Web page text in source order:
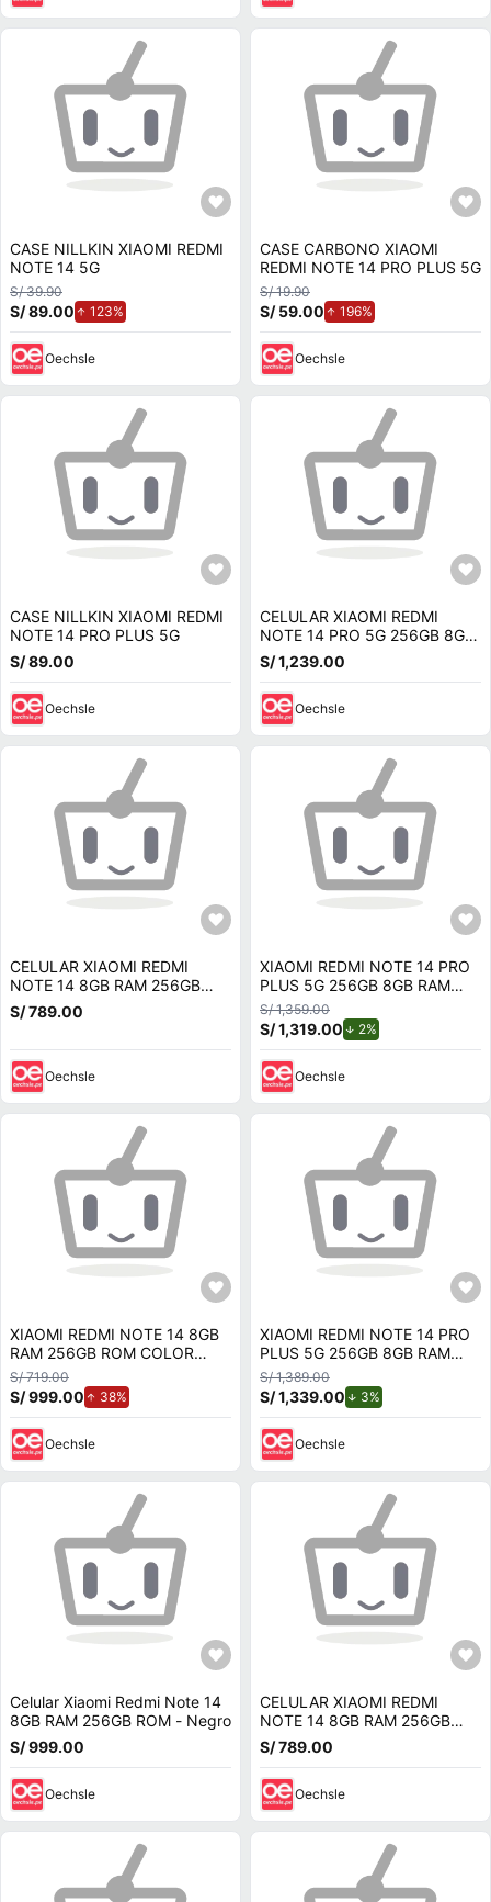
CASE NILLKIN XIAOMI REDMI
NOTE 14 5G
S/ 39.90
S/ 89.00 123%
Oechsle
CASE CARBONO XIAOMI
REDMI NOTE 14 PRO PLUS 5G
S/ 19.90
S/ 59.00 196%
Oechsle
CASE NILLKIN XIAOMI REDMI
NOTE 14 PRO PLUS 5G
S/ 89.00
Oechsle
CELULAR XIAOMI REDMI
NOTE 14 PRO 5G 256GB 8GB
200 MP 6.67"" NEGRO
S/ 1,239.00
Oechsle
CELULAR XIAOMI REDMI
NOTE 14 8GB RAM 256GB
ROM VERDE LIMA
S/ 789.00
Oechsle
XIAOMI REDMI NOTE 14 PRO
PLUS 5G 256GB 8GB RAM
AZUL
S/ 1,359.00
S/ 1,319.00 2%
Oechsle
XIAOMI REDMI NOTE 14 8GB
RAM 256GB ROM COLOR
VERDE LIMON
S/ 719.00
S/ 999.00 38%
Oechsle
XIAOMI REDMI NOTE 14 PRO
PLUS 5G 256GB 8GB RAM
PURPLE
S/ 1,389.00
S/ 1,339.00 3%
Oechsle
Celular Xiaomi Redmi Note 14
8GB RAM 256GB ROM - Negro
S/ 999.00
Oechsle
CELULAR XIAOMI REDMI
NOTE 14 8GB RAM 256GB
ROM - VERDE LIMA
S/ 789.00
Oechsle